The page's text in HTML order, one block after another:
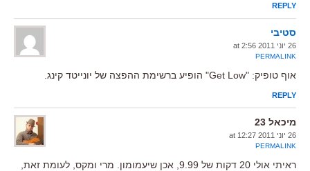
REPLY
סטיבי
26 יוני 2011 at 2:56
PERMALINK
אוף טופיק: "Get Low" הופיע ברשימת ההפצה של יונייטד קינג.
REPLY
מיכאל 23
26 יוני 2011 at 12:27
PERMALINK
ראיתי אולי 20 דקות של 9.99, אכן שיעמומון. מרי ומקס, לעומת זאת,